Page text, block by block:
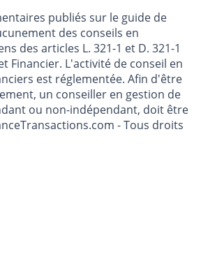
publiés sur le guide de
des conseils en
des articles L. 321-1 et D. 321-1
Financier. L'activité de conseil en
est réglementée. Afin d'être
un conseiller en gestion de
ou non-indépendant, doit être
- Tous droits